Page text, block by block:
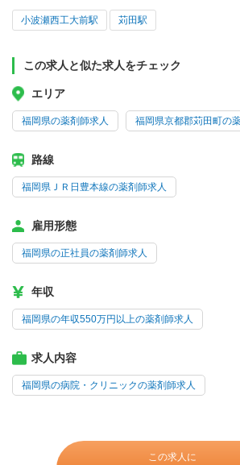
小波瀬西工大前駅 苅田駅
この求人と似た求人をチェック
エリア
福岡県の薬剤師求人 福岡県京都郡苅田町の
路線
福岡県ＪＲ日豊本線の薬剤師求人
雇用形態
福岡県の正社員の薬剤師求人
年収
福岡県の年収550万円以上の薬剤師求人
求人内容
福岡県の病院・クリニックの薬剤師求人
この求人に